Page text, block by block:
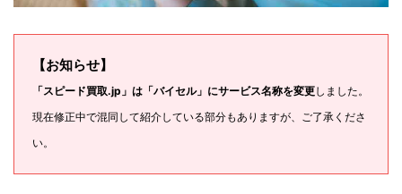
【お知らせ】
「スピード買取.jp」は「バイセル」にサービス名称を変更しました。
現在修正中で混同して紹介している部分もありますが、ご了承くださ
い。